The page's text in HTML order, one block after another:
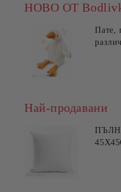
НОВО ОТ
Пате,
Най-продавани